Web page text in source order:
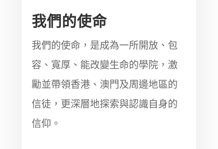
我們的使命
我們的使命，是成為一所開放、包
容、寬厚、能改變生命的學院，激
勵並帶領香港、澳門及周邊地區的
信徒，更深層地探索與認識自身的
信仰。